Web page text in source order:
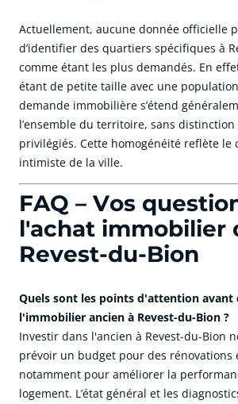
Actuellement, aucune donnée officielle
d’identifier des quartiers spécifiques à
comme étant les plus demandés. En
étant de petite taille avec une
demande immobilière s’étend
l’ensemble du territoire, sans
privilégiés. Cette homogénéité reflète le
intimiste de la ville.
FAQ – Vos
l'achat immobilier
Revest-du-Bion
Quels sont les points d'attention avant
l'immobilier ancien à Revest-du-Bion ?
Investir dans l'ancien à Revest-du-Bion
prévoir un budget pour des rénovations
notamment pour améliorer la
logement. L’état général et les